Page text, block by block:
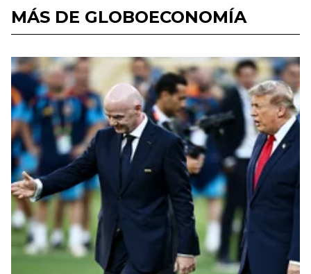
MÁS DE GLOBOECONOMÍA